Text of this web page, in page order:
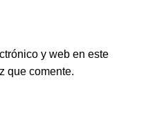
y web en este
que comente.